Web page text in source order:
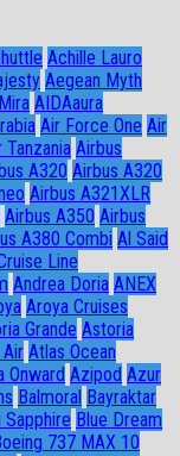
Achille Lauro
Aegean Myth
AIDAaura
Air Force One Air
Tanzania Airbus
A320 Airbus A320
Airbus A321XLR
Airbus A350 Airbus
A380 Combi Al Said
Line
Andrea Doria ANEX
Aroya Cruises
Grande Astoria
Atlas Ocean
Onward Azipod Azur
Balmoral Bayraktar
Sapphire Blue Dream
737 MAX 10